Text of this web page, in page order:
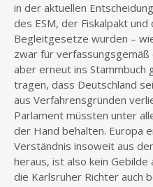
in der aktuellen
des ESM, der Fiskalpakt
Begleitgesetze wurden –
zwar für
aber erneut ins Stammbuch
tragen, dass Deutschland
aus Verfahrensgründen
Parlament müssten unter
der Hand behalten. Europa
Verständnis insoweit aus
heraus, ist also kein
die Karlsruher Richter auch